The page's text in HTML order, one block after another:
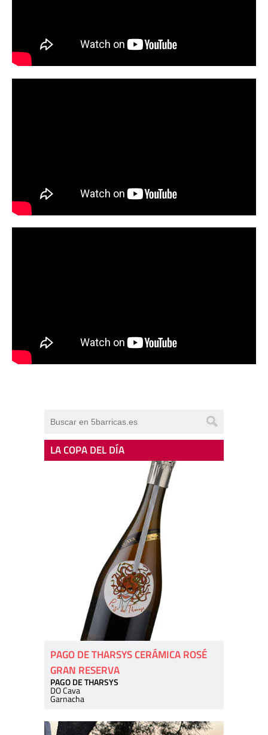
LA COPA DEL DÍA
PAGO DE THARSYS CERÁMICA ROSÉ
GRAN RESERVA
PAGO DE THARSYS
DO Cava
Garnacha